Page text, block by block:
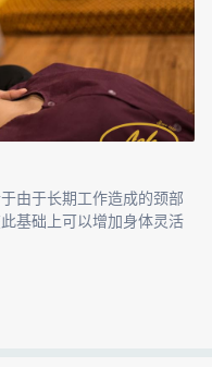
由于长期工作造成的颈部
基础上可以增加身体灵活